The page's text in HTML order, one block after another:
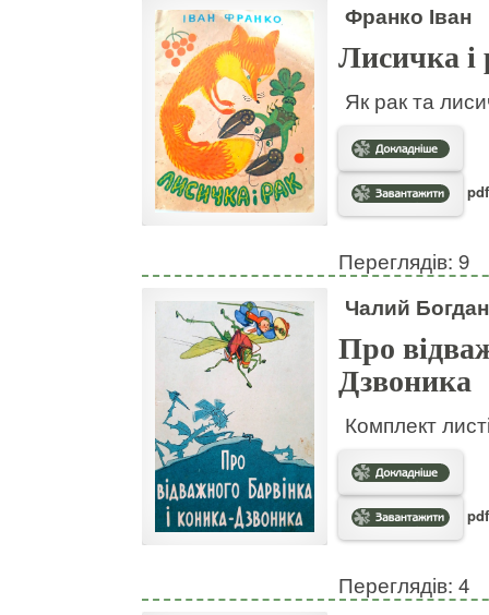
Франко Іван
Лисичка і
Як рак та
Переглядів: 9
Чалий
Про
Дзвоника
Комплект
Переглядів: 4